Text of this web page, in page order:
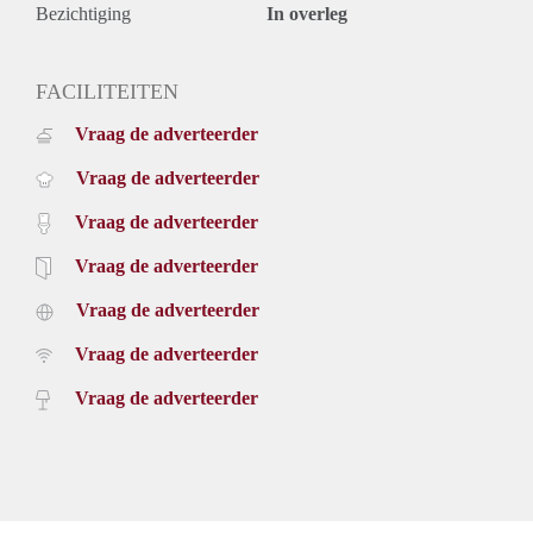
Bezichtiging In overleg
FACILITEITEN
Vraag de adverteerder
Vraag de adverteerder
Vraag de adverteerder
Vraag de adverteerder
Vraag de adverteerder
Vraag de adverteerder
Vraag de adverteerder